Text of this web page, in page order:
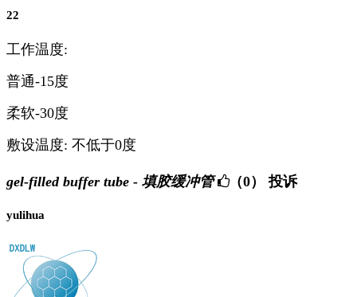
22
工作温度:
普通-15度
柔软-30度
敷设温度: 不低于0度
gel-filled buffer tube - 填胶缓冲管 （0） 投诉
yulihua